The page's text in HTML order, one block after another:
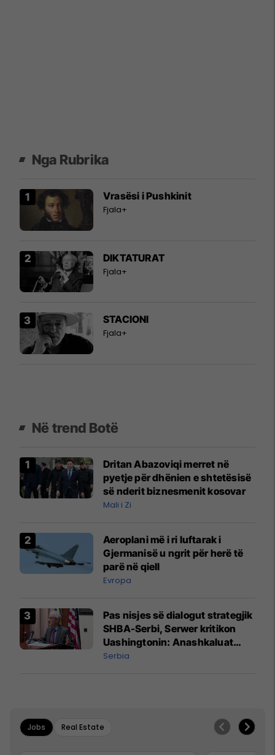
Nga Rubrika
Vrasësi i Pushkinit
Fjala+
DIKTATURAT
Fjala+
STACIONI
Fjala+
Në trend Botë
Dritan Abazoviqi merret në
pyetje për dhënien e shtetësisë
së nderit biznesmenit kosovar
Mali i Zi
Aeroplani më i ri luftarak i
Gjermanisë u ngrit për herë të
parë në qiell
Evropa
Pas nisjes së dialogut strategjik
SHBA-Serbi, Serwer kritikon
Uashingtonin: Anashkaluat
Banjskën, sulmin ndaj KFOR-it
Serbia
Jobs Real Estate